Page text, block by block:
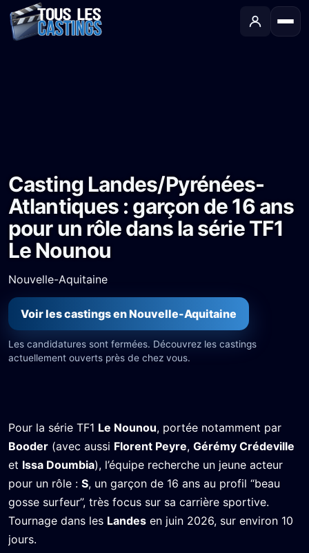
Casting Landes/Pyrénées-
Atlantiques : garçon de 16 ans
pour un rôle dans la série TF1
Le Nounou
Nouvelle-Aquitaine
Voir les castings en Nouvelle-Aquitaine
Les candidatures sont fermées. Découvrez les castings
actuellement ouverts près de chez vous.
Pour la série TF1 Le Nounou, portée notamment par
Booder (avec aussi Florent Peyre, Gérémy Crédeville
et Issa Doumbia), l’équipe recherche un jeune acteur
pour un rôle : S, un garçon de 16 ans au profil “beau
gosse surfeur”, très focus sur sa carrière sportive.
Tournage dans les Landes en juin 2026, sur environ 10
jours.